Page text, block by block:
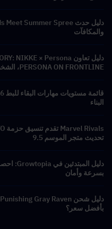
والمكافآت
PERSONA ON FRONTLINE، الشخصيات، الرايات والمكافآت
البناء
تحديث متجر الموسم 9.5
بسرعة وأمان
بأفضل سعر؟